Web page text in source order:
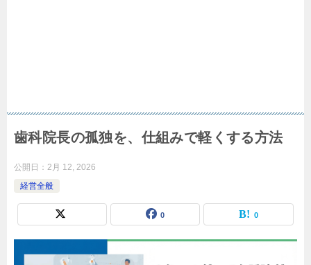
歯科院長の孤独を、仕組みで軽くする方法
公開日： 2月 12, 2026
経営全般
0 0